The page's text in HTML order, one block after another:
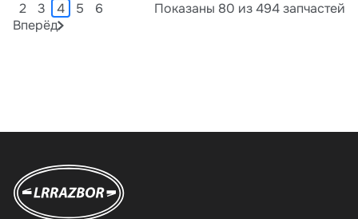
2
3 4 5
6
Вперёд
Показаны 80 из 494 запчастей